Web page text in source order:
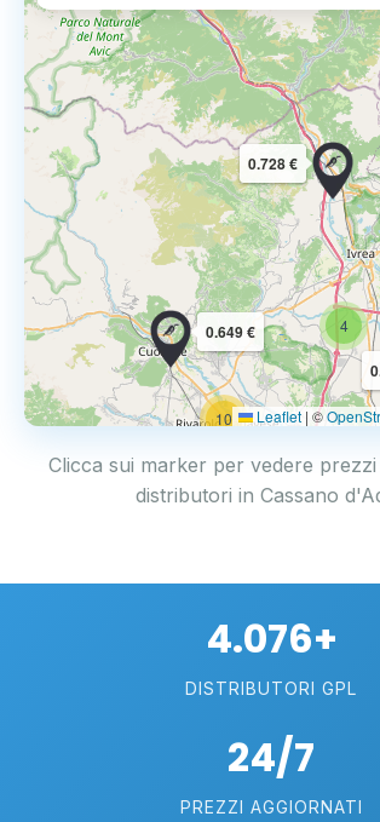
10
4
0.649 €
0.728 €
Leaflet | ©
Clicca sui marker per vedere prezzi
distributori in Cassano
4.076+
DISTRIBUTORI GPL
24/7
PREZZI AGGIORNATI